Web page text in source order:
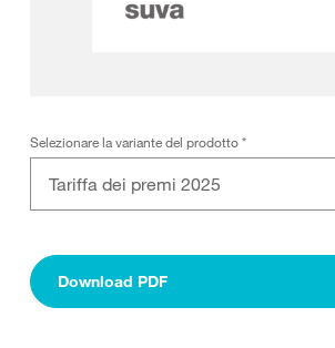
Selezionare la variante del prodotto*
Tariffa dei premi 2025
Download PDF